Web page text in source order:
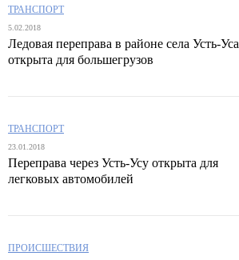
ТРАНСПОРТ
5.02.2018
Ледовая переправа в районе села Усть-Уса
открыта для большегрузов
ТРАНСПОРТ
23.01.2018
Переправа через Усть-Усу открыта для
легковых автомобилей
ПРОИСШЕСТВИЯ